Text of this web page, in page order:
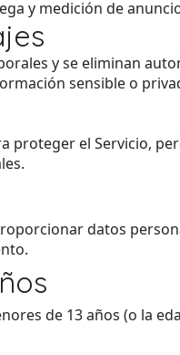
y medición de
y se eliminan
sensible o
proteger el Servicio,
datos
de 13 años (o la